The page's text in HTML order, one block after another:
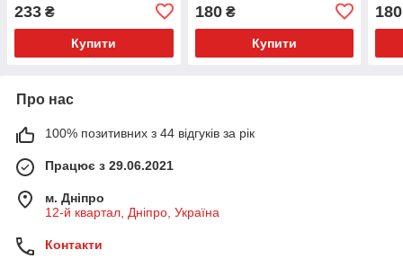
233 ₴
Купити
180₴
Купити
180
Про нас
100% позитивних з 44 відгуків за рік
Працює з 29.06.2021
м. Дніпро
12-й квартал, Дніпро, Україна
Контакти